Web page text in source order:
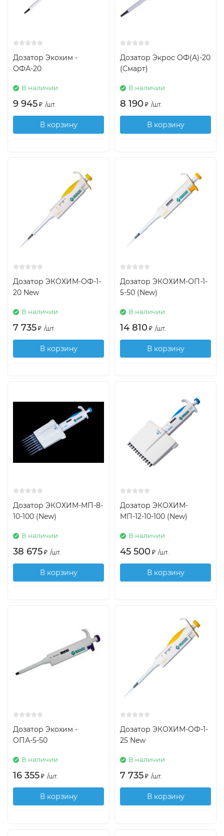
Дозатор Экохим -
ОФА-20
В наличии
9 945 ₽ /шт.
В корзину
Дозатор Экрос ОФ(А)-20
(Смарт)
В наличии
8 190 ₽ /шт.
В корзину
Дозатор ЭКОХИМ-ОФ-1-
20 New
В наличии
7 735 ₽ /шт.
В корзину
Дозатор ЭКОХИМ-ОП-1-
5-50 (New)
В наличии
14 810 ₽ /шт.
В корзину
Дозатор ЭКОХИМ-МП-8-
10-100 (New)
В наличии
38 675 ₽ /шт.
В корзину
Дозатор ЭКОХИМ-
МП-12-10-100 (New)
В наличии
45 500 ₽ /шт.
В корзину
Дозатор Экохим -
ОПА-5-50
В наличии
16 355 ₽ /шт.
В корзину
Дозатор ЭКОХИМ-ОФ-1-
25 New
В наличии
7 735 ₽ /шт.
В корзину